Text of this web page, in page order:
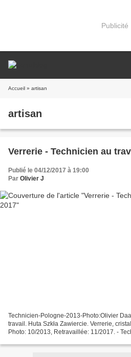
Publicité
Accueil » artisan
artisan
Verrerie - Technicien au
Publié le 04/12/2017 à 19:00
Par Olivier J
Technicien-Pologne-2013-Photo:Olivier
travail. Huta Szkła Zawiercie. Verrerie,
Photo: 10/2013, Retravaillée: 11/2017. -